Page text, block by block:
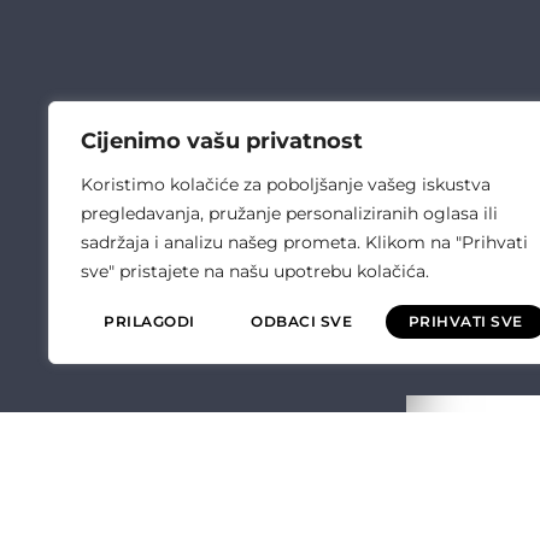
Cijenimo vašu privatnost
Koristimo kolačiće za poboljšanje vašeg iskustva
pregledavanja, pružanje personaliziranih oglasa ili
sadržaja i analizu našeg prometa. Klikom na "Prihvati
sve" pristajete na našu upotrebu kolačića.
PRILAGODI ODBACI SVE PRIHVATI SVE